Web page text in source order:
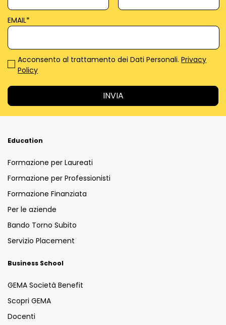
EMAIL*
Acconsento al trattamento dei Dati Personali.Privacy
Policy
Education
Formazione per Laureati
Formazione per Professionisti
Formazione Finanziata
Per le aziende
Bando Torno Subito
Servizio Placement
Business School
GEMA Società Benefit
Scopri GEMA
Docenti